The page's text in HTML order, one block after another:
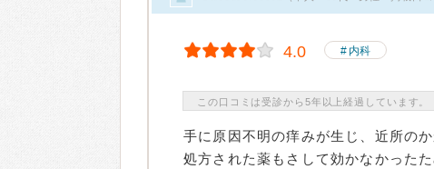
4.0 内科
この口コミは受診から5年以上経過しています。
手に原因不明の痒みが生じ、近所の
処方された薬もさして効かなかった